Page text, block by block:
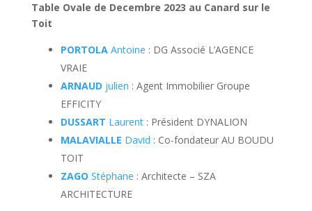
Table Ovale de Decembre 2023 au Canard sur le
Toit
PORTOLAAntoine : DG Associé L’AGENCE
VRAIE
ARNAUD julien : Agent Immobilier Groupe
EFFICITY
DUSSART Laurent: Président DYNALION
MALAVIALLE David : Co-fondateur AU BOUDU
TOIT
ZAGO Stéphane : Architecte – SZA
ARCHITECTURE